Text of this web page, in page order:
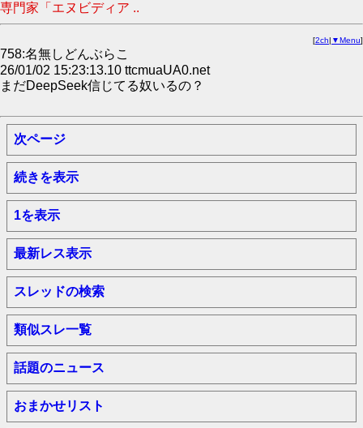
専門家「エヌビディア ..
[2ch| ▼Menu]
758:名無しどんぶらこ
26/01/02 15:23:13.10 ttcmuaUA0.net
まだDeepSeek信じてる奴いるの？
次ページ
続きを表示
1を表示
最新レス表示
スレッドの検索
類似スレ一覧
話題のニュース
おまかせリスト